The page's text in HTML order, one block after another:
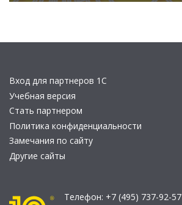
Вход для партнеров 1С
Учебная версия
Стать партнером
Политика конфиденциальности
Замечания по сайту
Другие сайты
Телефон: +7 (495) 737-92-57